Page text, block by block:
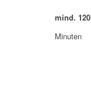
mind. 120
Minuten